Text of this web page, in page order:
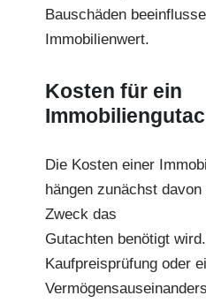
Bauschäden
Immobilienwert.
Kosten für ein
Die Kosten einer
hängen zunächst
Zweck das
Gutachten benötigt
Kaufpreisprüfung oder